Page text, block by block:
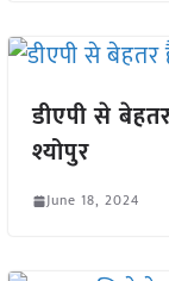
डीएपी से
श्योपुर
June 18, 2024